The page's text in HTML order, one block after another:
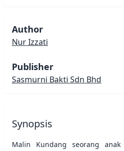
Author
Nur Izzati
Publisher
Sasmurni Bakti Sdn Bhd
Synopsis
Malin Kundang seorang